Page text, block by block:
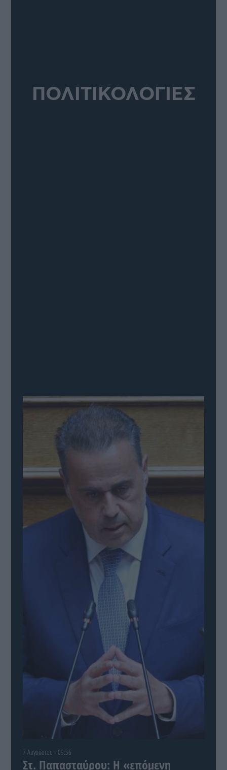
ΠΟΛΙΤΙΚΟΛΟΓΙΕΣ
7 Αυγούστου - 09:56
Στ. Παπασταύρου: Η «επόμενη